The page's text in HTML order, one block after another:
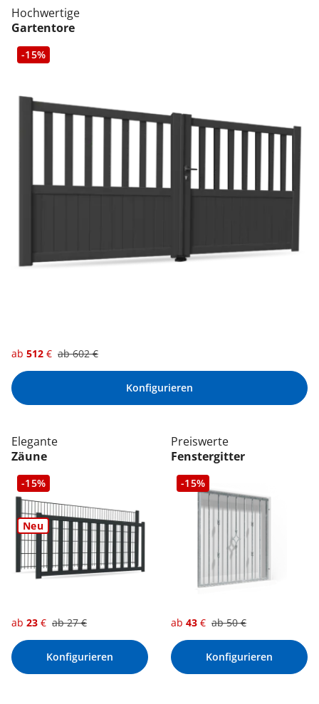
Hochwertige
Gartentore
-15%
ab 512 € ab602€
Konfigurieren
Elegante
Zäune
-15%
Neu
ab 23 € ab27€
Konfigurieren
Preiswerte
Fenstergitter
-15%
ab 43 € ab50€
Konfigurieren